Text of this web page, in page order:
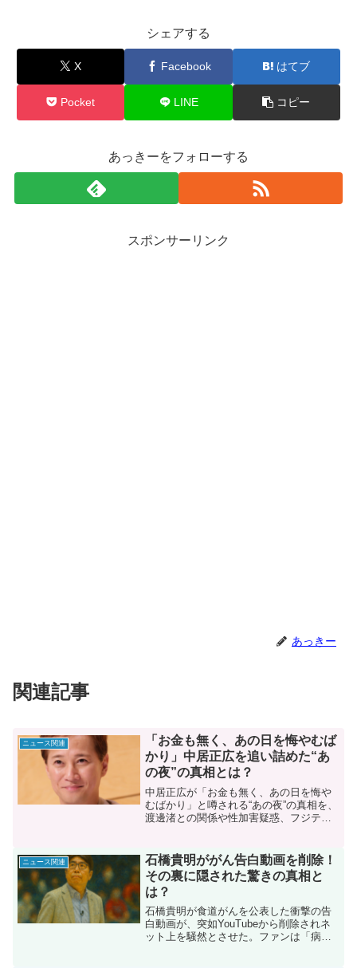
シェアする
X Facebook はてブ
Pocket LINE コピー
あっきーをフォローする
スポンサーリンク
あっきー
関連記事
ニュース関連
「お金も無く、あの日を悔やむば
かり」中居正広を追い詰めた“あ
の夜”の真相とは？
中居正広が「お金も無く、あの日を悔や
むばかり」と噂される“あの夜”の真相を、
渡邊渚との関係や性加害疑惑、フジテレ
た衝撃の体験や示談金の噂の裏側、そし
て中居正広の引退と現在の心情まで、最
新の情報とともに詳述する内容である。
ニュース関連
石橋貴明ががん告白動画を削除！
その裏に隠された驚きの真相と
は？
石橋貴明が食道がんを公表した衝撃の告
白動画が、突如YouTubeから削除されネ
ット上を騒然とさせた。ファンは「病気